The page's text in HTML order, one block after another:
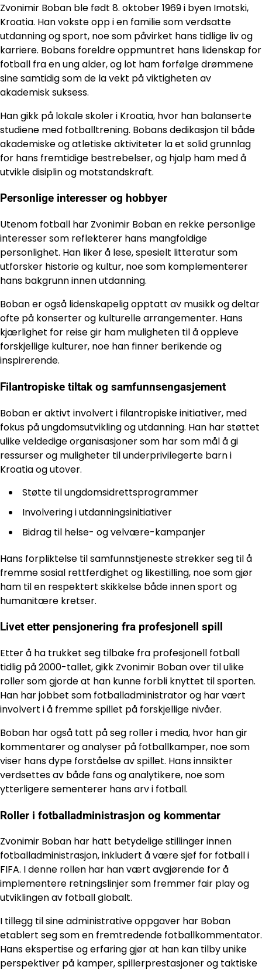
Zvonimir Boban ble født 8. oktober 1969 i byen Imotski,
Kroatia. Han vokste opp i en familie som verdsatte
utdanning og sport, noe som påvirket hans tidlige liv og
karriere. Bobans foreldre oppmuntret hans lidenskap for
fotball fra en ung alder, og lot ham forfølge drømmene
sine samtidig som de la vekt på viktigheten av
akademisk suksess.
Han gikk på lokale skoler i Kroatia, hvor han balanserte
studiene med fotballtrening. Bobans dedikasjon til både
akademiske og atletiske aktiviteter la et solid grunnlag
for hans fremtidige bestrebelser, og hjalp ham med å
utvikle disiplin og motstandskraft.
Personlige interesser og hobbyer
Utenom fotball har Zvonimir Boban en rekke personlige
interesser som reflekterer hans mangfoldige
personlighet. Han liker å lese, spesielt litteratur som
utforsker historie og kultur, noe som komplementerer
hans bakgrunn innen utdanning.
Boban er også lidenskapelig opptatt av musikk og deltar
ofte på konserter og kulturelle arrangementer. Hans
kjærlighet for reise gir ham muligheten til å oppleve
forskjellige kulturer, noe han finner berikende og
inspirerende.
Filantropiske tiltak og samfunnsengasjement
Boban er aktivt involvert i filantropiske initiativer, med
fokus på ungdomsutvikling og utdanning. Han har støttet
ulike veldedige organisasjoner som har som mål å gi
ressurser og muligheter til underprivilegerte barn i
Kroatia og utover.
Støtte til ungdomsidrettsprogrammer
Involvering i utdanningsinitiativer
Bidrag til helse- og velvære-kampanjer
Hans forpliktelse til samfunnstjeneste strekker seg til å
fremme sosial rettferdighet og likestilling, noe som gjør
ham til en respektert skikkelse både innen sport og
humanitære kretser.
Livet etter pensjonering fra profesjonell spill
Etter å ha trukket seg tilbake fra profesjonell fotball
tidlig på 2000-tallet, gikk Zvonimir Boban over til ulike
roller som gjorde at han kunne forbli knyttet til sporten.
Han har jobbet som fotballadministrator og har vært
involvert i å fremme spillet på forskjellige nivåer.
Boban har også tatt på seg roller i media, hvor han gir
kommentarer og analyser på fotballkamper, noe som
viser hans dype forståelse av spillet. Hans innsikter
verdsettes av både fans og analytikere, noe som
ytterligere sementerer hans arv i fotball.
Roller i fotballadministrasjon og kommentar
Zvonimir Boban har hatt betydelige stillinger innen
fotballadministrasjon, inkludert å være sjef for fotball i
FIFA. I denne rollen har han vært avgjørende for å
implementere retningslinjer som fremmer fair play og
utviklingen av fotball globalt.
I tillegg til sine administrative oppgaver har Boban
etablert seg som en fremtredende fotballkommentator.
Hans ekspertise og erfaring gjør at han kan tilby unike
perspektiver på kamper, spillerprestasjoner og taktiske